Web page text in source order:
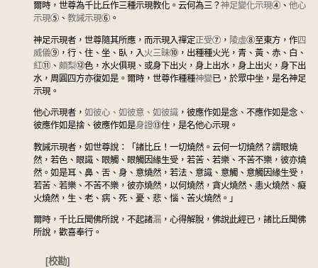
爾時，世尊為千比丘作三種示現教化。云何為三？神足變化示現④ 、 他心
示現⑤ 、 教誡示現⑥ 。
神足示現者，世尊隨其所應，而示現入禪定正受⑦ ， 陵虛⑧至東方，作四
威儀⑨ ，行、住、坐、臥，入火三昧⑩ ，出種種火光，青、黃、赤、白、
紅⑪ 、 頗梨⑫色，水火俱現、或身下出火，身上出水，身上出火，身下出
水，周圓四方亦復如是。爾時，世尊作種種神變已，於眾中坐，是名神足
示現。
他心示現者， 如彼心、如彼意、如彼識 ，彼應作如是念、不應作如是念、
彼應作如是捨、彼應作如是身證⑬住，是名他心示現。
教誡示現者，如世尊說：「諸比丘！一切燒然。云何一切燒然？謂眼燒
然，若色、眼識、眼觸、眼觸因緣生受，若苦、若樂、不苦不樂，彼亦燒
然。如是耳、鼻、舌、身、意燒然，若法、意識、意觸、意觸因緣生受，
若苦、若樂、不苦不樂，彼亦燒然，以何燒然，貪火燒然、恚火燒然、癡
火燒然，生、老、病、死、憂、悲、惱、苦火燒然。」
爾時，千比丘聞佛所說，不起諸漏 ，心得解脫，佛說此經已，諸比丘聞佛
所說，歡喜奉行。
[校勘]